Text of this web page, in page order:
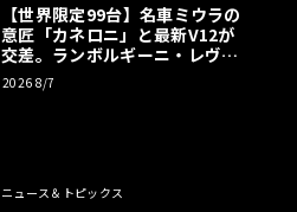
【世界限定99台】名車ミウラの
意匠「カネロニ」と最新V12が
交差。ランボルギーニ・レヴエ
ルトに60周年記念車が登場
2026 8/7
ニュース＆トピックス